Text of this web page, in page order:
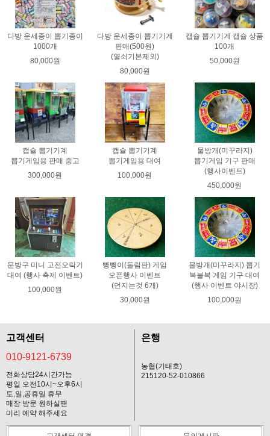
다방 운세종이 뽑기종이
1000개
80,000원
다방 운세종이 뽑기기계
판매(500원)
(열쇠기본제외)
80,000원
캡슐 뽑기기계 캡슐 상품
100개
50,000원
캡슐 뽑기기계
뽑기게임용 판매 중고
300,000원
캡슐 뽑기기계
뽑기게임용 대여
100,000원
물방개(미꾸라지)
뽑기게임 기구 판매
(행사이벤트)
450,000원
문방구 미니 고전오락기
대여 (행사 축제 이벤트)
100,000원
뺑뺑이(돌림판) 게임
오픈행사 이벤트
(던지는것 6개)
30,000원
물방개(미꾸라지) 뽑기
복불복 게임 기구 대여
(행사 이벤트 야시장)
100,000원
고객센터
010-9121-6739
전화상담24시간가능
평일 오전10시~오후6시
토,일,공휴일 휴무
매장 방문 원하실땐
미리 예약 해주세요
은행
농협(기태호)
215120-52-010866